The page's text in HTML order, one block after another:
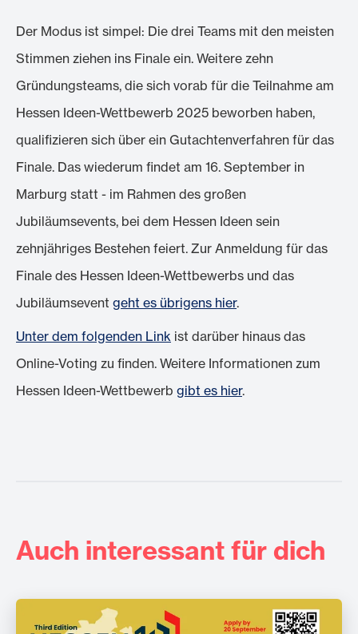
Der Modus ist simpel: Die drei Teams mit den meisten
Stimmen ziehen ins Finale ein. Weitere zehn
Gründungsteams, die sich vorab für die Teilnahme am
Hessen Ideen-Wettbewerb 2025 beworben haben,
qualifizieren sich über ein Gutachtenverfahren für das
Finale. Das wiederum findet am 16. September in
Marburg statt - im Rahmen des großen
Jubiläumsevents, bei dem Hessen Ideen sein
zehnjähriges Bestehen feiert. Zur Anmeldung für das
Finale des Hessen Ideen-Wettbewerbs und das
Jubiläumsevent geht es übrigens hier.
Unter dem folgenden Link ist darüber hinaus das
Online-Voting zu finden. Weitere Informationen zum
Hessen Ideen-Wettbewerb gibt es hier.
Auch interessant für dich